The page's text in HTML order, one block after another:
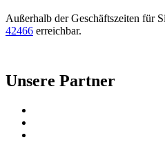
Außerhalb der Geschäftszeiten für
42466 erreichbar.
Unsere Partner